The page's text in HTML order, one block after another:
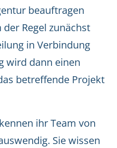
beauftragen
Regel zunächst
in Verbindung
wird dann einen
betreffende Projekt
ihr Team von
Sie wissen